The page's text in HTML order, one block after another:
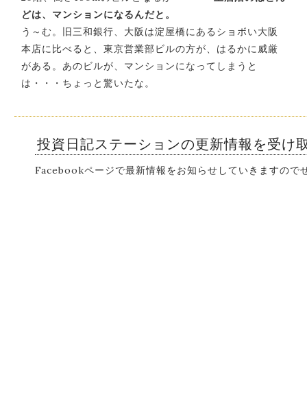
どは、マンションになるんだと。
う～む。旧三和銀行、大阪は淀屋橋にあるショボい大阪
本店に比べると、東京営業部ビルの方が、はるかに威厳
がある。あのビルが、マンションになってしまうと
は・・・ちょっと驚いたな。
投資日記ステーションの更新情報を受け
Facebookページで最新情報をお知らせしていきますので